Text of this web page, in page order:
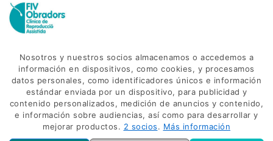
C. Gonzalez de Soto, 38
17600 - Figueres
Email us
info@fivobradors.com
Call us
Nosotros y nuestros socios almacenamos o accedemos a
información en dispositivos, como cookies, y procesamos
datos personales, como identificadores únicos e información
estándar enviada por un dispositivo, para publicidad y
contenido personalizados, medición de anuncios y contenido,
e información sobre audiencias, así como para desarrollar y
mejorar productos. 2 socios. Más información